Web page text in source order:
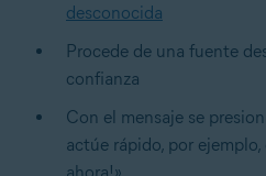
desconocida
Procede de una fuente
confianza
Con el mensaje se
actúe rápido, por ejemplo,